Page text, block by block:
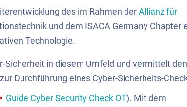
des im Rahmen der Allianz für
und dem ISACA Germany Chapter
Technologie.
Sicherheit in diesem Umfeld und vermittelt den
Durchführung eines Cyber-Sicherheits-
Guide Cyber Security Check OT). Mit dem